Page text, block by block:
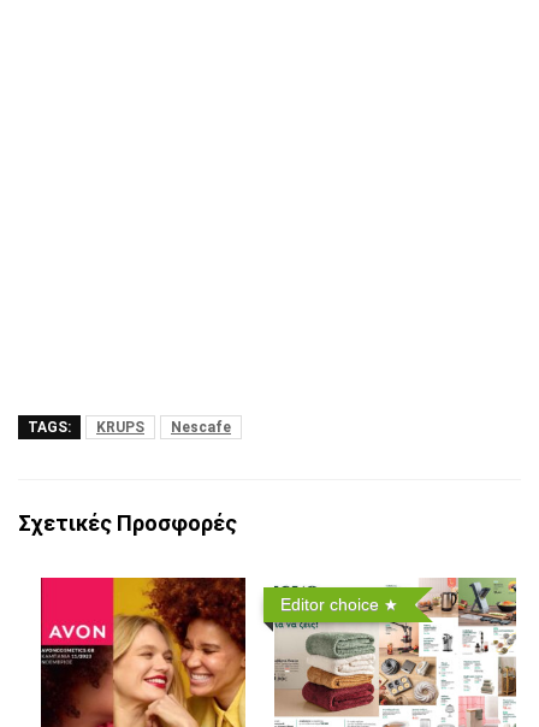
TAGS: KRUPS Nescafe
Σχετικές Προσφορές
Editor choice